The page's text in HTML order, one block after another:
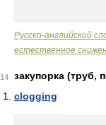
Русско-английский
естественное
14
закупорка (труб,
clogging